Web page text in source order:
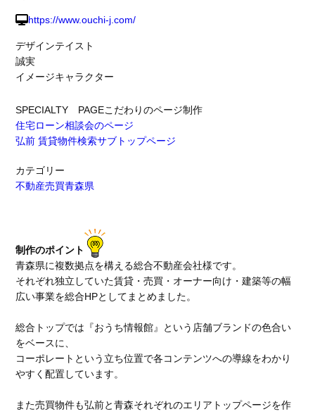
https://www.ouchi-j.com/
デザインテイスト
誠実
イメージキャラクター
SPECIALTY PAGEこだわりのページ制作
住宅ローン相談会のページ
弘前 賃貸物件検索サブトップページ
カテゴリー
不動産売買青森県
制作のポイント
青森県に複数拠点を構える総合不動産会社様です。
それぞれ独立していた賃貸・売買・オーナー向け・建築等の幅
広い事業を総合HPとしてまとめました。
総合トップでは『おうち情報館』という店舗ブランドの色合い
をベースに、
コーポレートという立ち位置で各コンテンツへの導線をわかり
やすく配置しています。
また売買物件も弘前と青森それぞれのエリアトップページを作